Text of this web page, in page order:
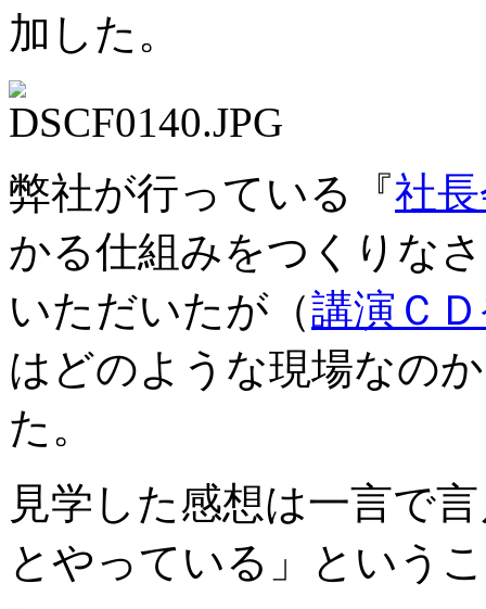
加した。
弊社が行っている『社
かる仕組みをつくりな
いただいたが（講演Ｃ
はどのような現場なの
た。
見学した感想は一言で
とやっている」という